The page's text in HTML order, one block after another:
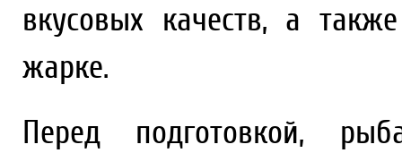
вкусовых качеств, а
жарке.
Перед подготовкой,